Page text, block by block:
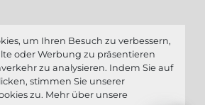
um Ihren Besuch zu verbessern,
oder Werbung zu präsentieren
zu analysieren. Indem Sie auf
stimmen Sie unserer
zu. Mehr über unsere